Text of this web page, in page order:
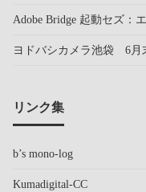
Adobe Bridge 起動セズ：
ヨドバシカメラ池袋 6月
リンク集
b’s mono-log
Kumadigital-CC